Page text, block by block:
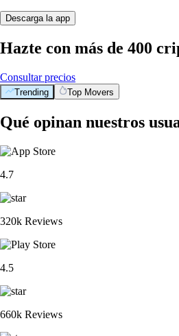
Descarga la app
Hazte con más de 400
Consultar precios
Trending Top Movers
Qué opinan nuestros
4.7
320k Reviews
4.5
660k Reviews